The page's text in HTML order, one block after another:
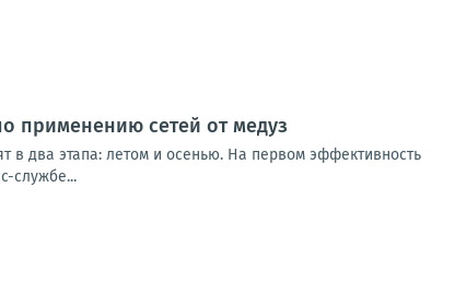
применению сетей от медуз
в два этапа: летом и осенью. На первом эффективность
службе...